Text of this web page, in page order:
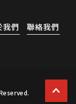
我們 聯絡我們